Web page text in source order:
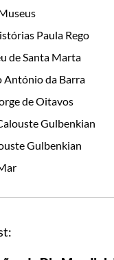
Paula Rego
de Santa Marta
António da Barra
de Oitavos
Gulbenkian
Gulbenkian